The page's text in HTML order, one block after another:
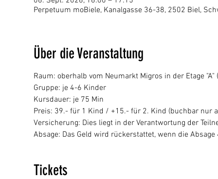
Perpetuum moBiele, Kanalgasse 36-38, 2502 Biel,
Über die Veranstaltung
Raum: oberhalb vom Neumarkt Migros in der Etage "A"
Gruppe: je 4-6 Kinder
Kursdauer: je 75 Min
Preis: 39.- für 1 Kind / +15.- für 2. Kind (buchbar nur
Versicherung: Dies liegt in der Verantwortung der
Absage: Das Geld wird rückerstattet, wenn die
Tickets